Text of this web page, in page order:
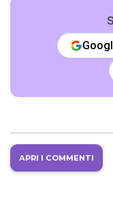
APRI I COMMENTI